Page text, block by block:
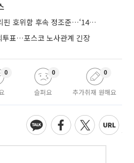
후속 정조준…‘14척+α’ 싹쓸이 노린다
투표…포스코 노사관계 긴장
0
슬퍼요
0
추가취재 원해요
0